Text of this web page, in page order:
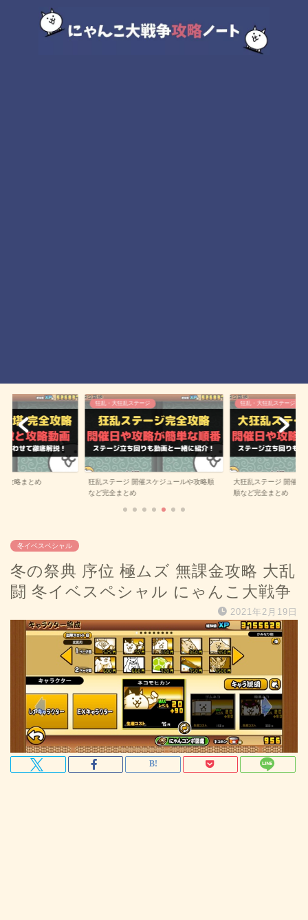
ケジュールや攻略順
狂乱・大狂乱ステージ
大狂乱ステージ 開催スケジュールや攻略
順など完全まとめ
雑記
効率の良いユーザーラ
一覧
冬イベスペシャル
冬の祭典 序位 極ムズ 無課金攻略 大乱
闘 冬イベスペシャル にゃんこ大戦争
2021年2月19日